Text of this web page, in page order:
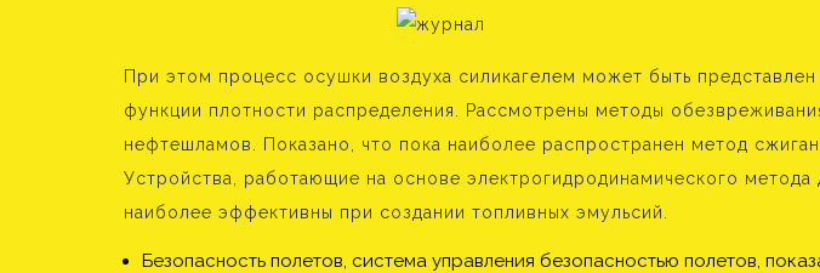
При этом процесс осушки воздуха силикагелем может быть
функции плотности распределения. Рассмотрены методы
нефтешламов. Показано, что пока наиболее распространен метод
Устройства, работающие на основе электрогидродинамического метода
наиболее эффективны при создании топливных эмульсий.
Безопасность полетов, система управления безопасностью полетов,